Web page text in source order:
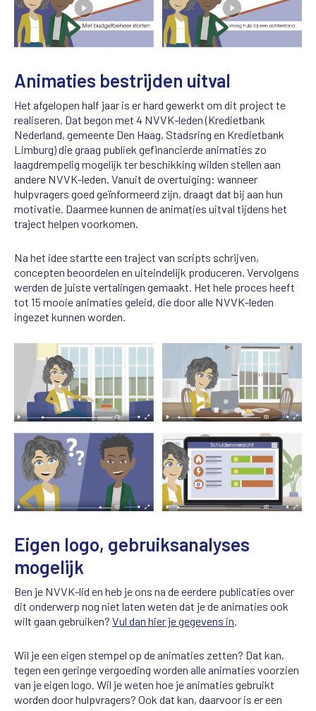
Animaties bestrijden uitval
Het afgelopen half jaar is er hard gewerkt om dit project te
realiseren. Dat begon met 4 NVVK-leden (Kredietbank
Nederland, gemeente Den Haag, Stadsring en Kredietbank
Limburg) die graag publiek gefinancierde animaties zo
laagdrempelig mogelijk ter beschikking wilden stellen aan
andere NVVK-leden. Vanuit de overtuiging: wanneer
hulpvragers goed geïnformeerd zijn, draagt dat bij aan hun
motivatie. Daarmee kunnen de animaties uitval tijdens het
traject helpen voorkomen.
Na het idee startte een traject van scripts schrijven,
concepten beoordelen en uiteindelijk produceren. Vervolgens
werden de juiste vertalingen gemaakt. Het hele proces heeft
tot 15 mooie animaties geleid, die door alle NVVK-leden
ingezet kunnen worden.
Eigen logo, gebruiksanalyses
mogelijk
Ben je NVVK-lid en heb je ons na de eerdere publicaties over
dit onderwerp nog niet laten weten dat je de animaties ook
wilt gaan gebruiken? Vul dan hier je gegevens in
Wil je een eigen stempel op de animaties zetten? Dat kan,
tegen een geringe vergoeding worden alle animaties voorzien
van je eigen logo. Wil je weten hoe je animaties gebruikt
worden door hulpvragers? Ook dat kan, daarvoor is er een